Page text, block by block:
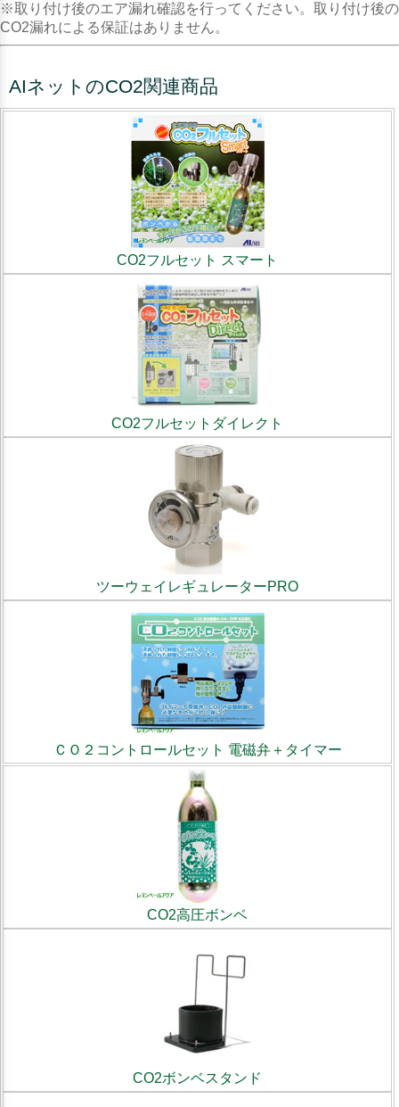
※取り付け後のエア漏れ確認を行ってください。取り付け後の
CO2漏れによる保証はありません。
AIネットのCO2関連商品
CO2フルセット スマート
CO2フルセットダイレクト
ツーウェイレギュレーターPRO
ＣＯ２コントロールセット 電磁弁＋タイマー
CO2高圧ボンベ
CO2ボンベスタンド